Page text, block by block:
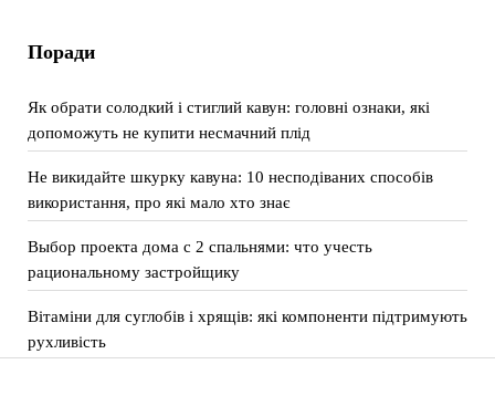
Поради
Як обрати солодкий і стиглий кавун: головні ознаки, які
допоможуть не купити несмачний плід
Не викидайте шкурку кавуна: 10 несподіваних способів
використання, про які мало хто знає
Выбор проекта дома с 2 спальнями: что учесть
рациональному застройщику
Вітаміни для суглобів і хрящів: які компоненти підтримують
рухливість